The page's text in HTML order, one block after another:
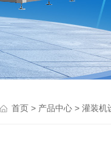
首页> 产品中心> 灌装机